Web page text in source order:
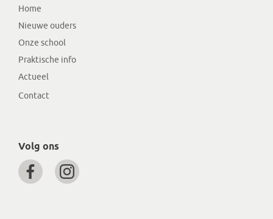
Home
Nieuwe ouders
Onze school
Praktische info
Actueel
Contact
Volg ons